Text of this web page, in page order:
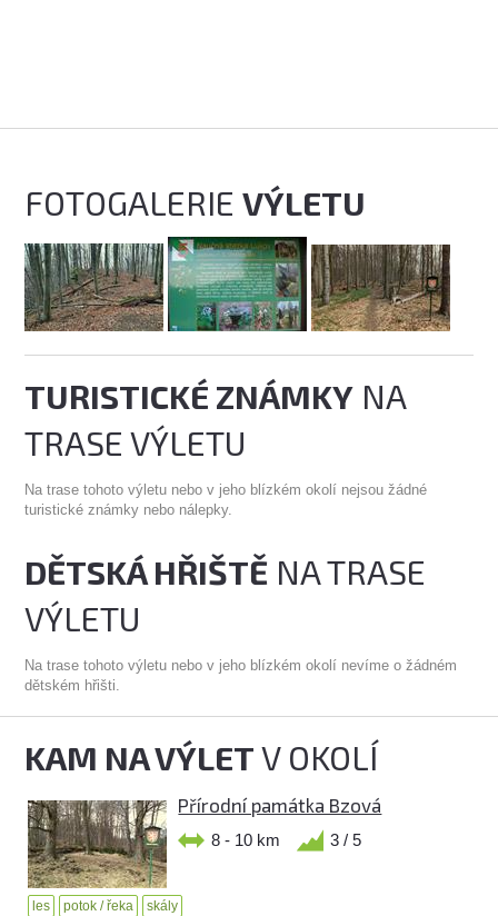
FOTOGALERIEVÝLETU
TURISTICKÉ ZNÁMKY NA
TRASE VÝLETU
Na trase tohoto výletu nebo v jeho blízkém okolí nejsou žádné
turistické známky nebo nálepky.
DĚTSKÁ HŘIŠTĚ NA TRASE
VÝLETU
Na trase tohoto výletu nebo v jeho blízkém okolí nevíme o žádném
dětském hřišti.
KAM NA VÝLETV OKOLÍ
Přírodní památka Bzová
8 - 10 km 3 / 5
les potok / řeka skály